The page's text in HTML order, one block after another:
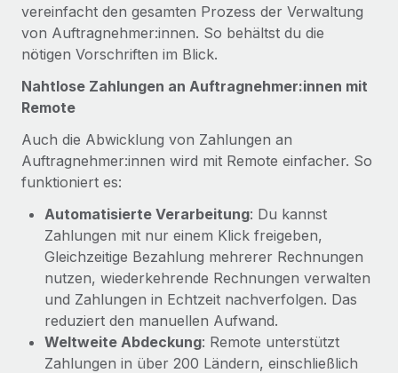
vereinfacht den gesamten Prozess der Verwaltung
von Auftragnehmer:innen. So behältst du die
nötigen Vorschriften im Blick.
Nahtlose Zahlungen an Auftragnehmer:innen mit
Remote
Auch die Abwicklung von Zahlungen an
Auftragnehmer:innen wird mit Remote einfacher. So
funktioniert es:
Automatisierte Verarbeitung: Du kannst
Zahlungen mit nur einem Klick freigeben,
Gleichzeitige Bezahlung mehrerer Rechnungen
nutzen, wiederkehrende Rechnungen verwalten
und Zahlungen in Echtzeit nachverfolgen. Das
reduziert den manuellen Aufwand.
Weltweite Abdeckung: Remote unterstützt
Zahlungen in über 200 Ländern, einschließlich